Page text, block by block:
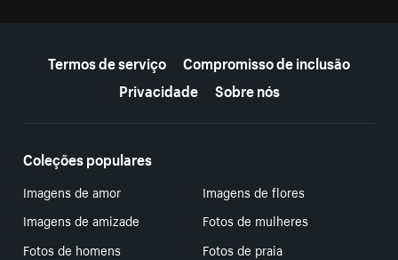
Termos de serviço
Compromisso de inclusão
Privacidade
Sobre nós
Coleções populares
Imagens de amor
Imagens de flores
Imagens de amizade
Fotos de mulheres
Fotos de homens
Fotos de praia